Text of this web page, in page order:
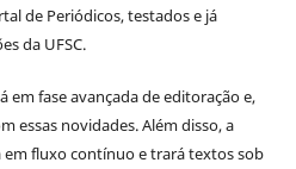
de Periódicos, testados e já
da UFSC.
em fase avançada de editoração e,
essas novidades. Além disso, a
em fluxo contínuo e trará textos sob